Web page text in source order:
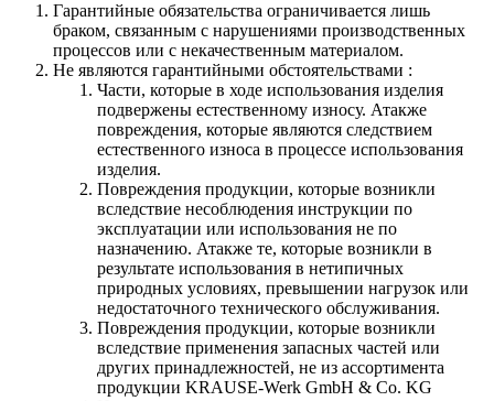
Гарантийные обязательства ограничивается лишь
браком, связанным с нарушениями производственных
процессов или с некачественным материалом.
Не являются гарантийными обстоятельствами :
Части, которые в ходе использования изделия
подвержены естественному износу. Атакже
повреждения, которые являются следствием
естественного износа в процессе использования
изделия.
Повреждения продукции, которые возникли
вследствие несоблюдения инструкции по
эксплуатации или использования не по
назначению. Атакже те, которые возникли в
результате использования в нетипичных
природных условиях, превышении нагрузок или
недостаточного технического обслуживания.
Повреждения продукции, которые возникли
вследствие применения запасных частей или
других принадлежностей, не из ассортимента
продукции KRAUSE-Werk GmbH & Со. KG